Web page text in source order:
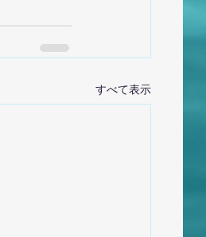
すべて表示